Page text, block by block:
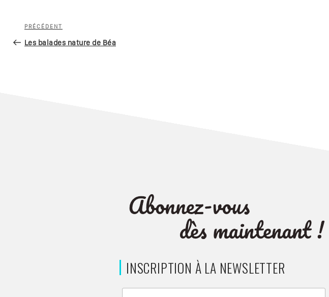
Navigation
de
Article
précédent
PRÉCÉDENT
Les balades nature de Béa
INSCRIPTION À LA NEWSLETTER